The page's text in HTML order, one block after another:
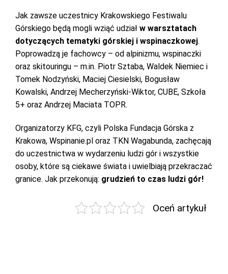
Jak zawsze uczestnicy Krakowskiego Festiwalu
Górskiego będą mogli wziąć udział w warsztatach
dotyczących tematyki górskiej i wspinaczkowej.
Poprowadzą je fachowcy – od alpinizmu, wspinaczki
oraz skitouringu – m.in. Piotr Sztaba, Waldek Niemiec i
Tomek Nodzyński, Maciej Ciesielski, Bogusław
Kowalski, Andrzej Mecherzyński-Wiktor, CUBE, Szkoła
5+ oraz Andrzej Maciata TOPR.
Organizatorzy KFG, czyli Polska Fundacja Górska z
Krakowa, Wspinanie.pl oraz TKN Wagabunda, zachęcają
do uczestnictwa w wydarzeniu ludzi gór i wszystkie
osoby, które są ciekawe świata i uwielbiają przekraczać
granice. Jak przekonują: grudzień to czas ludzi gór!
Oceń artykuł